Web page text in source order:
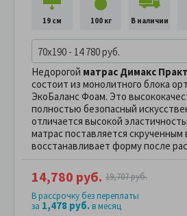
19 см 100 кг В наличии
70x190 - 14 780 руб.
Недорогой матрас Димакс
состоит из монолитного блока
ЭкоБаланс Фоам. Это
полностью безопасный
отличается высокой
матрас поставляется скрученным
восстанавливает форму после
14,780 руб. 19,707 руб.
В рассрочку без переплаты
за 1,478 руб.в месяц